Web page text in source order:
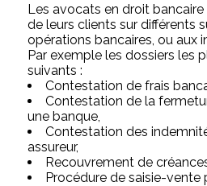
Les avocats en droit
de leurs clients sur différents
opérations bancaires, ou aux
Par exemple les dossiers les
suivants :
Contestation de frais
Contestation de la
une banque,
Contestation des
assureur,
Recouvrement de
Procédure de saisie-vente